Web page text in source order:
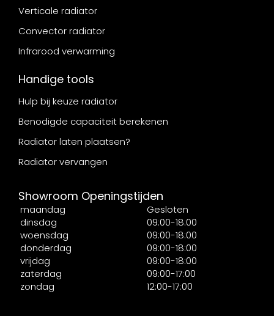
Verticale radiator
Convector radiator
Infrarood verwarming
Handige tools
Hulp bij keuze radiator
Benodigde capaciteit berekenen
Radiator laten plaatsen?
Radiator vervangen
Showroom Openingstijden
maandag
Gesloten
dinsdag
09:00-18:00
woensdag
09:00-18:00
donderdag
09:00-18:00
vrijdag
09:00-18:00
zaterdag
09:00-17:00
zondag
12:00-17:00